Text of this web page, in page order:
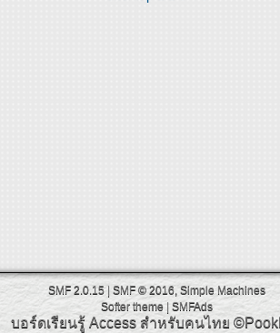
SMF 2.0.15| SMF © 2016 Simple Machines
Softer theme
SMFAds
บอร์ดเรียนรู้ Access สำหรับคนไทย